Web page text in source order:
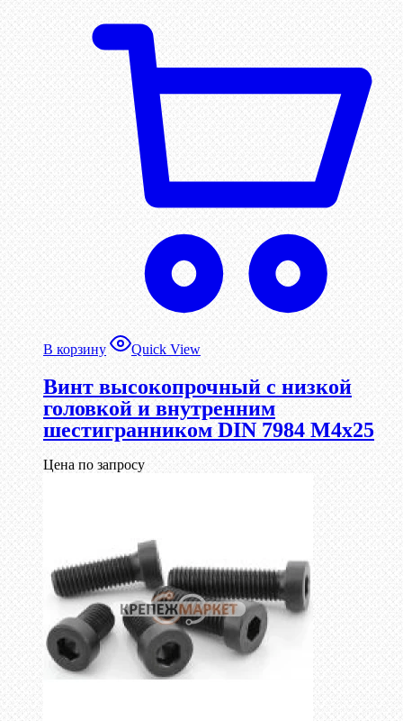
В корзину Quick View
Винт высокопрочный с низкой
головкой и внутренним
шестигранником DIN 7984 М4х25
Цена по запросу